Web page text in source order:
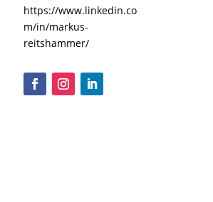
https://www.linkedin.co
m/in/markus-
reitshammer/